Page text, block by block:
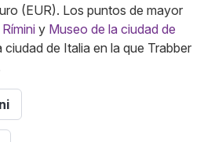
(EUR). Los puntos de mayor
Rímini y Museo de la ciudad de
ciudad de Italia en la que Trabber